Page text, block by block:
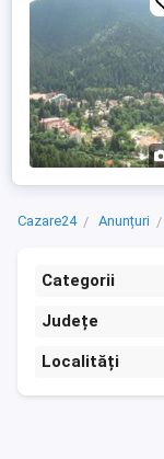
Cazare24 Anunțuri
Categorii
Județe
Localități